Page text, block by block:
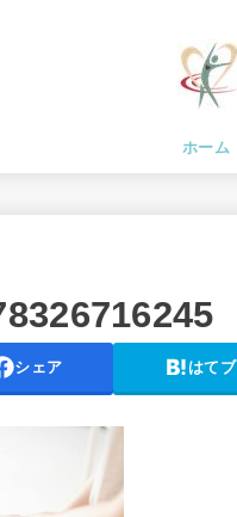
ホーム
シェア はてブ